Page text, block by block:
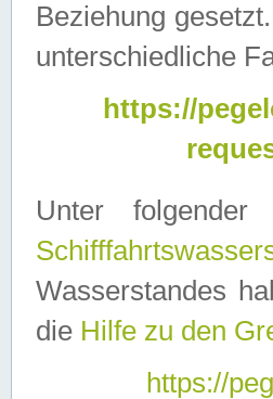
Beziehung
unterschiedliche
https://
Unter
Wasserstandes
die Hilfe zu den
https://